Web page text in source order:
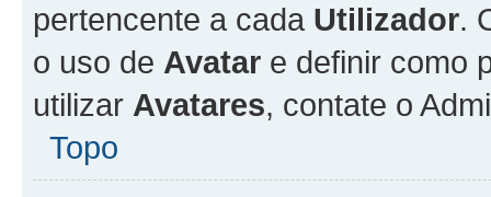
pertencente a cada Utilizador.
o uso de Avatar e definir como
utilizar Avatares, contate o
Topo